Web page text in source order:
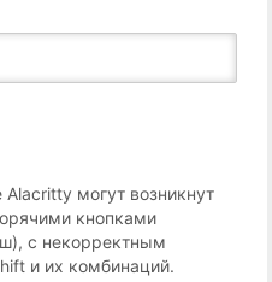
могут возникнут
кнопками
с некорректным
и их комбинаций.